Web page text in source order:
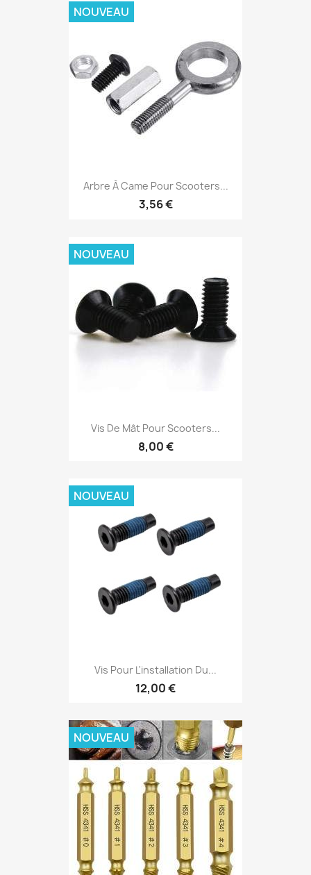
Arbre À Came Pour Scooters...
3,56 €
NOUVEAU
Vis De Mât Pour Scooters...
8,00 €
NOUVEAU
Vis Pour L'installation Du...
12,00 €
NOUVEAU
NOUVEAU